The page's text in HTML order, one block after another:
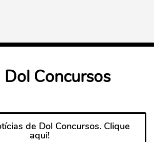
Dol Concursos
de Dol Concursos. Clique
aqui!